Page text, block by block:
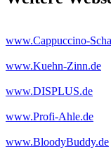
www.Cappuccino-
www.Kuehn-Zinn.de
www.DISPLUS.de
www.Profi-Ahle.de
www.BloodyBuddy.de